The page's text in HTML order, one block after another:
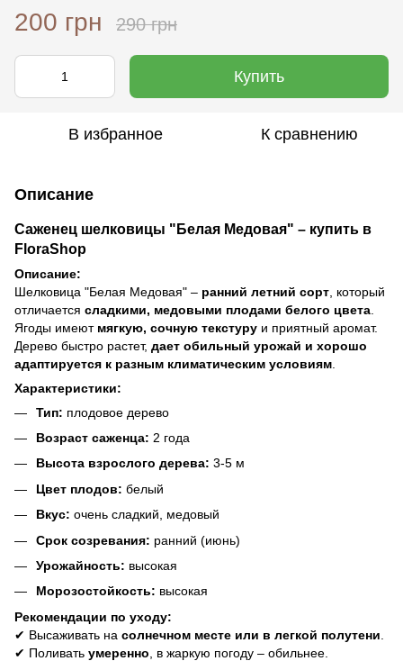
200 грн 290 грн
Купить
В избранное К сравнению
Описание
Саженец шелковицы "Белая Медовая" – купить в
FloraShop
Описание:
Шелковица "Белая Медовая" – ранний летний сорт , который
отличается сладкими, медовыми плодами белого цвета
Ягоды имеют мягкую, сочную текстуру и приятный аромат.
Дерево быстро растет, дает обильный урожай и хорошо
адаптируется к разным климатическим условиям
Характеристики:
Тип: плодовое дерево
Возраст саженца: 2 года
Высота взрослого дерева: 3-5 м
Цвет плодов: белый
Вкус: очень сладкий, медовый
Срок созревания: ранний (июнь)
Урожайность: высокая
Морозостойкость: высокая
Рекомендации по уходу:
✔ Высаживать на солнечном месте или в легкой полутени
✔ Поливать умеренно , в жаркую погоду – обильнее.